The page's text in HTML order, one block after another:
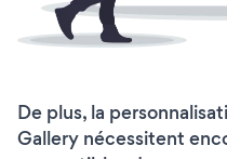
De plus, la
Gallery nécessitent